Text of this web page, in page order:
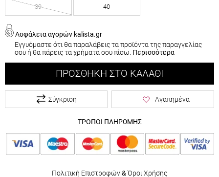
39 40
Ασφάλεια αγορών kalista.gr
Εγγυόμαστε ότι θα παραλάβεις τα προϊόντα της παραγγελίας
σου ή θα πάρεις τα χρήματα σου πίσω. Περισσότερα
ΠΡΟΣΘΉΚΗ ΣΤΟ ΚΑΛΆΘΙ
Σύγκριση Αγαπημένα
ΤΡΟΠΟΙ ΠΛΗΡΩΜΗΣ
Πολιτική Επιστροφών& Όροι Χρήσης